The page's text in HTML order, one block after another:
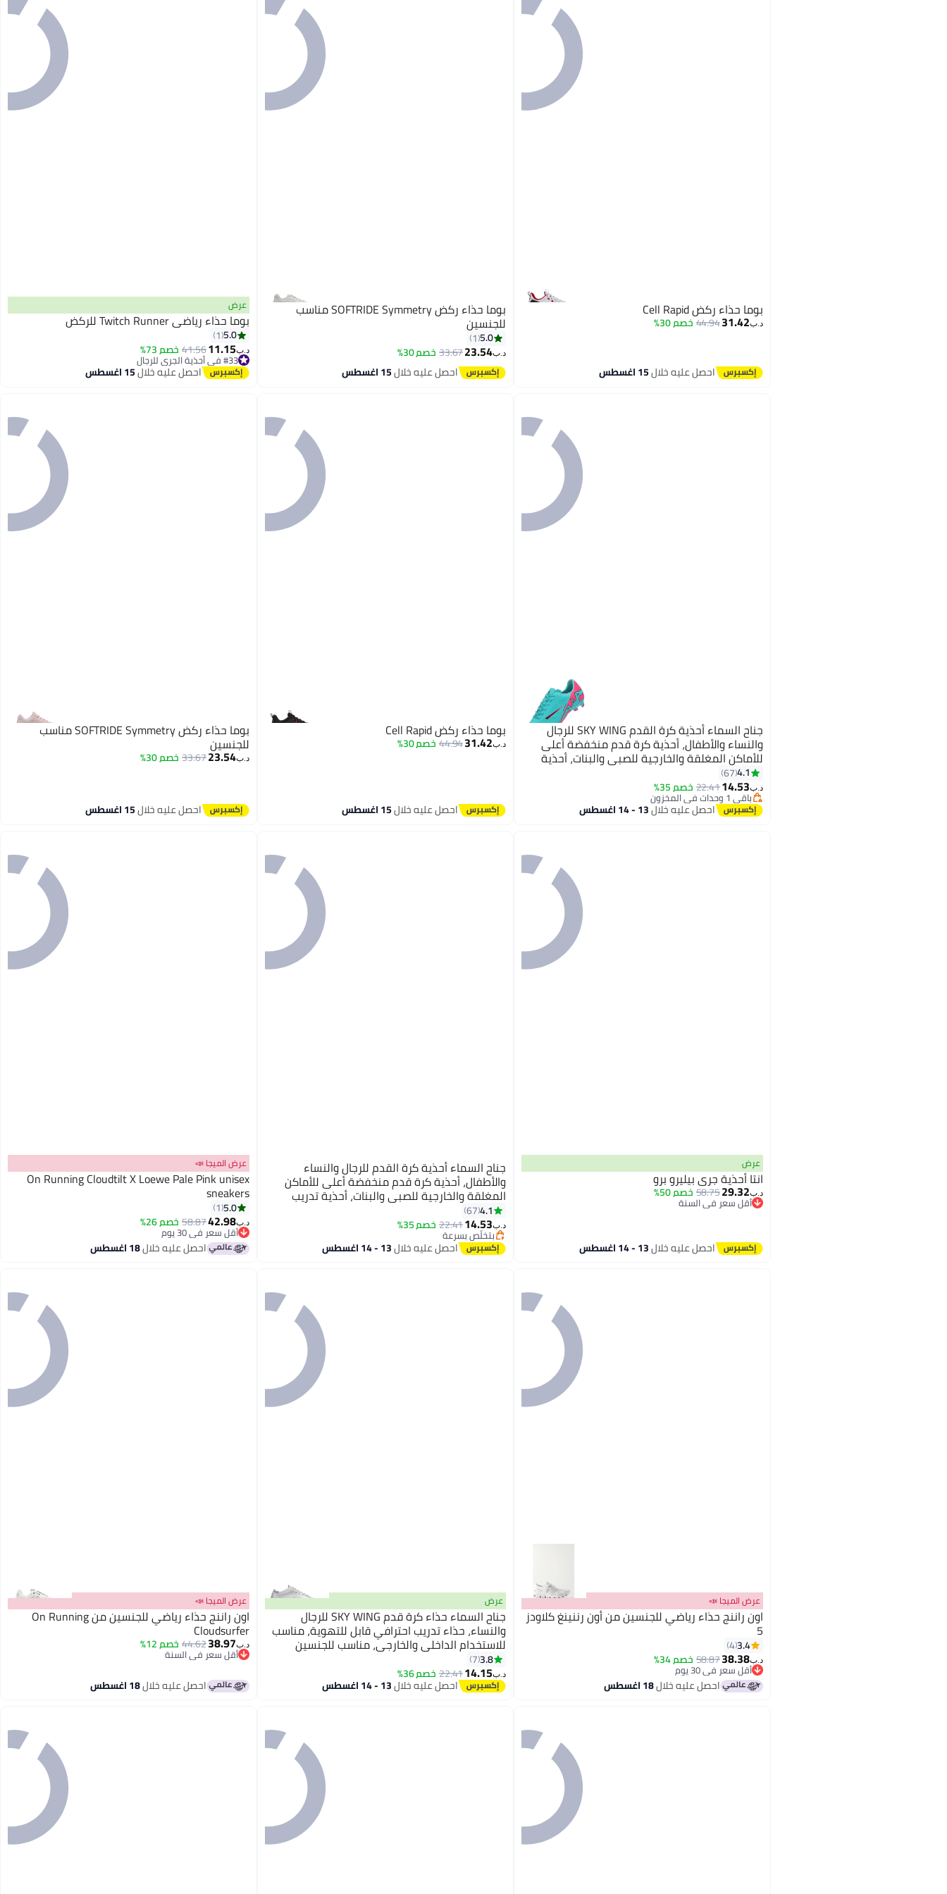
بوما حذاء ركض Cell Rapid
د.ب‏31.42
44.94خصم 30%
احصل عليه خلال15 اغسطس
بوما حذاء ركض SOFTRIDE Symmetry مناسب
للجنسين
5.0
1
د.ب‏23.54
33.67خصم 30%
احصل عليه خلال15 اغسطس
عرض
بوما حذاء رياضي Twitch Runner للركض
5.0
1
د.ب‏11.15
41.56 خصم 73% #33 في أحذية الجري للرجال
أقل سعر في 7 يوم
#33 في أحذية الجري للرجال احصل عليه خلال15 اغسطس
5
جناح السماء أحذية كرة القدم SKY WING للرجال
والنساء والأطفال، أحذية كرة قدم منخفضة أعلى
للأماكن المغلقة والخارجية للصبي والبنات، أحذية
تدريب خفيفة الوزن مقاومة للصدمات، أحذية العشب
الاحترافية، أحذية رياضية رياضية لكرة القدم
4.1
67
د.ب‏14.53
22.41خصم 35%
باقي 1 وحدات في المخزون
باقي 1 وحدات في المخزون احصل عليه خلال13 - 14 اغسطس
بوما حذاء ركض Cell Rapid
د.ب‏31.42
44.94خصم 30%
احصل عليه خلال15 اغسطس
بوما حذاء ركض SOFTRIDE Symmetry مناسب
للجنسين
د.ب‏23.54
33.67 خصم 30%
احصل عليه خلال15 اغسطس
عرض
انتا أحذية جري بيليرو برو
د.ب‏29.32
58.75خصم 50%
أقل سعر في السنة
أقل سعر في السنة
احصل عليه خلال13 - 14 اغسطس
5
جناح السماء أحذية كرة القدم للرجال والنساء
والأطفال، أحذية كرة قدم منخفضة أعلى للأماكن
المغلقة والخارجية للصبي والبنات، أحذية تدريب
خفيفة الوزن مقاومة للصدمات، أحذية العشب
الاحترافية، أحذية رياضية رياضية لكرة القدم
4.1
67
د.ب‏14.53
22.41خصم 35%
بتخلّص بسرعة
بتخلّص بسرعةاحصل عليه خلال13 - 14 اغسطس
عرض الميجا 📣
On Running Cloudtilt X Loewe Pale Pink unisex
sneakers
5.0
1
د.ب‏42.98
58.87 خصم 26%
أقل سعر في 30 يوم
أقل سعر في 30 يوماحصل عليه خلال18 اغسطس
عرض الميجا 📣
اون راننج حذاء رياضي للجنسين من أون رننينغ كلاودز
5
3.4
4
د.ب‏38.38
58.87خصم 34%
أقل سعر في 30 يوم
أقل سعر في 30 يوماحصل عليه خلال18 اغسطس
6
عرض
جناح السماء حذاء كرة قدم SKY WING للرجال
والنساء، حذاء تدريب احترافي قابل للتهوية، مناسب
للاستخدام الداخلي والخارجي، مناسب للجنسين
3.8
7
د.ب‏14.15
22.41خصم 36%
احصل عليه خلال13 - 14 اغسطس
عرض الميجا 📣
اون راننج حذاء رياضي للجنسين من On Running
Cloudsurfer
د.ب‏38.97
44.62 خصم 12%
أقل سعر في السنة
احصل عليه خلال18 اغسطس